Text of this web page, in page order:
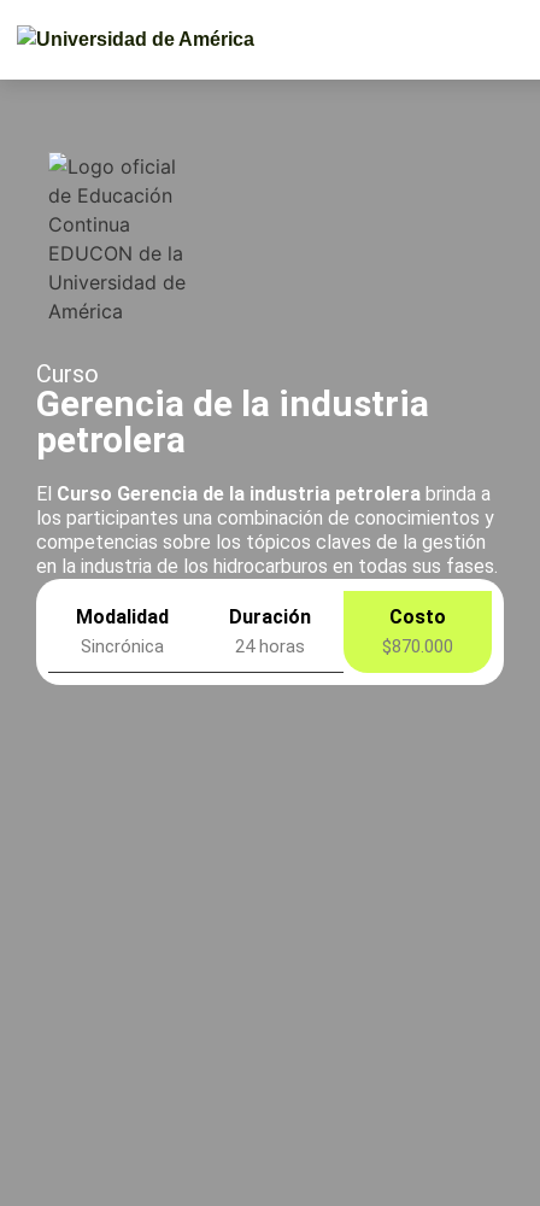
Curso
Gerencia de la industria
petrolera
El Curso Gerencia de la industria petrolera brinda a
los participantes una combinación de conocimientos y
competencias sobre los tópicos claves de la gestión
en la industria de los hidrocarburos en todas sus fases.
Modalidad
Sincrónica
Duración
24 horas
Costo
$870.000